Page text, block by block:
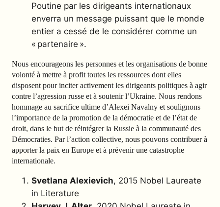
Poutine par les dirigeants internationaux
enverra un message puissant que le monde
entier a cessé de le considérer comme un
« partenaire ».
Nous encourageons les personnes et les organisations de bonne
volonté à mettre à profit toutes les ressources dont elles
disposent pour inciter activement les dirigeants politiques à agir
contre l’agression russe et à soutenir l’Ukraine. Nous rendons
hommage au sacrifice ultime d’Alexei Navalny et soulignons
l’importance de la promotion de la démocratie et de l’état de
droit, dans le but de réintégrer la Russie à la communauté des
Démocraties. Par l’action collective, nous pouvons contribuer à
apporter la paix en Europe et à prévenir une catastrophe
internationale.
Svetlana Alexievich, 2015 Nobel Laureate
in Literature